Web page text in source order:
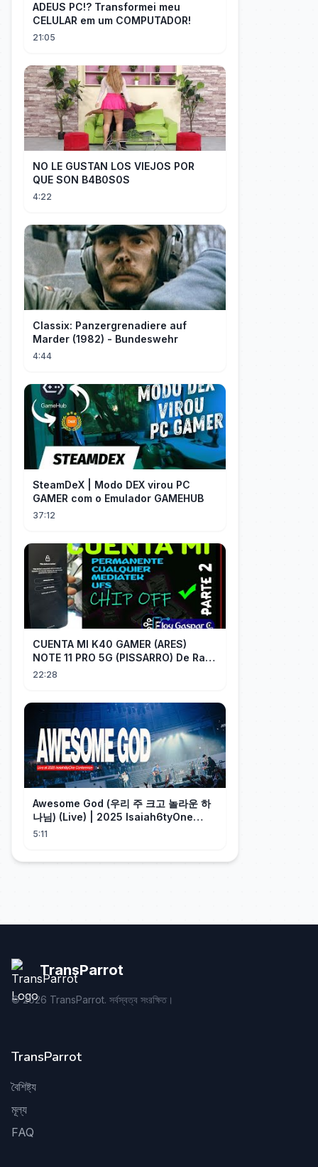
ADEUS PC!? Transformei meu
CELULAR em um COMPUTADOR!
21:05
NO LE GUSTAN LOS VIEJOS POR
QUE SON B4B0S0S
4:22
Classix: Panzergrenadiere auf
Marder (1982) - Bundeswehr
4:44
SteamDeX | Modo DEX virou PC
GAMER com o Emulador GAMEHUB
37:12
CUENTA MI K40 GAMER (ARES)
NOTE 11 PRO 5G (PISSARRO) De Raiz
CHIP OFF VIA MIPI TESTER PARTE 2
22:28
Awesome God (우리 주 크고 놀라운 하
나님) (Live) | 2025 Isaiah6tyOne
Conference | 예수전도단 화요모임
5:11
TransParrot
©2026 TransParrot. সর্বস্বত্ব সংরক্ষিত।
TransParrot
বৈশিষ্ট্য
মূল্য
FAQ